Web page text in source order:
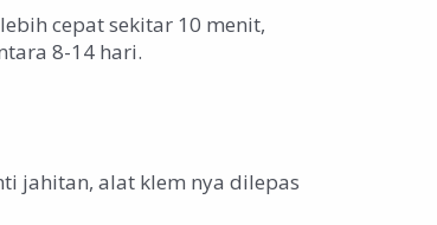
cepat sekitar 10 menit,
8-14 hari.
jahitan, alat klem nya dilepas